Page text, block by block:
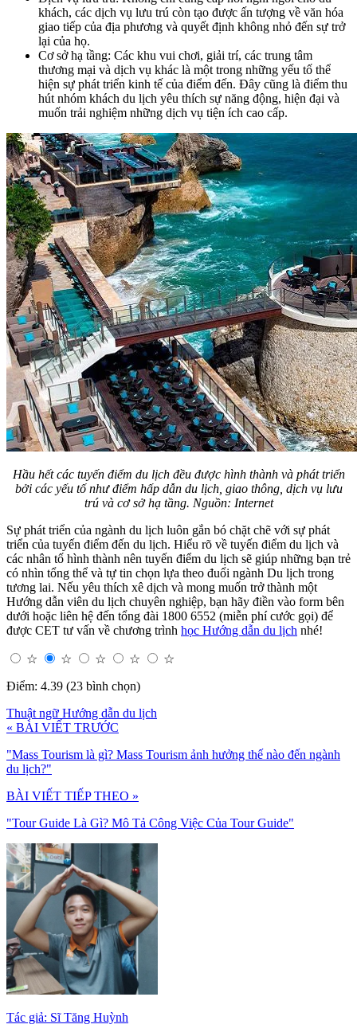
khách, các dịch vụ lưu trú còn tạo được ấn tượng về văn hóa
giao tiếp của địa phương và quyết định không nhỏ đến sự trở
lại của họ.
Cơ sở hạ tầng: Các khu vui chơi, giải trí, các trung tâm
thương mại và dịch vụ khác là một trong những yếu tố thể
hiện sự phát triển kinh tế của điểm đến. Đây cũng là điểm thu
hút nhóm khách du lịch yêu thích sự năng động, hiện đại và
muốn trải nghiệm những dịch vụ tiện ích cao cấp.
Hầu hết cáctuyếnđiểm du lịch đều được hình thành và phát triển
bởi các yếu tố như điểm hấp dẫn du lịch, giao thông, dịch vụ lưu
trú và cơ sở hạ tầng. Nguồn: Internet
Sự phát triển của ngành du lịch luôn gắn bó chặt chẽ với sự phát
triển của tuyến điểm đến du lịch. Hiểu rõ về tuyến điểm du lịch và
các nhân tố hình thành nên tuyến điểm du lịch sẽ giúp những bạn trẻ
có nhìn tổng thể và tự tin chọn lựa theo đuổi ngành Du lịch trong
tương lai. Nếu yêu thích xê dịch và mong muốn trở thành một
Hướng dẫn viên du lịch chuyên nghiệp, bạn hãy điền vào form bên
dưới hoặc liên hệ đến tổng đài 1800 6552 (miễn phí cước gọi) để
được CET tư vấn về chương trình học Hướng dẫn du lịch nhé!
☆ ☆ ☆ ☆
☆
Điểm: 4.39 (23 bình chọn)
Thuật ngữ Hướng dẫn du lịch
« BÀI VIẾT TRƯỚC
"Mass Tourism là gì? Mass Tourism ảnh hưởng thế nào đến ngành
du lịch?"
BÀI VIẾT TIẾP THEO »
"Tour Guide Là Gì? Mô Tả Công Việc Của Tour Guide"
Tác giả: Sĩ Tăng Huỳnh